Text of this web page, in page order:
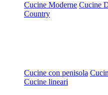
Cucine Moderne Cucine
Country
Cucine con penisola
Cucine lineari